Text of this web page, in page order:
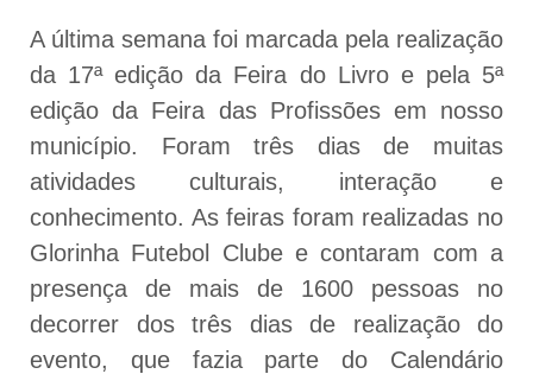
A última semana foi marcada pela realização
da 17ª edição da Feira do Livro e pela 5ª
edição da Feira das Profissões em nosso
município. Foram três dias de muitas
atividades culturais, interação e
conhecimento. As feiras foram realizadas no
Glorinha Futebol Clube e contaram com a
presença de mais de 1600 pessoas no
decorrer dos três dias de realização do
evento, que fazia parte do Calendário